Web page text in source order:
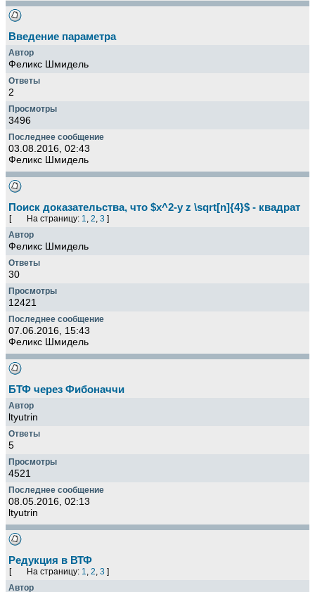
Введение параметра
Феликс Шмидель
2
3496
03.08.2016, 02:43
Феликс Шмидель
Поиск доказательства, что $x^2-y z \sqrt[n]{4}$ - квадрат
[ На страницу: 1, 2, 3 ]
Феликс Шмидель
30
12421
07.06.2016, 15:43
Феликс Шмидель
БТФ через Фибоначчи
ltyutrin
5
4521
08.05.2016, 02:13
ltyutrin
Редукция в ВТФ
[ На страницу: 1, 2, 3 ]